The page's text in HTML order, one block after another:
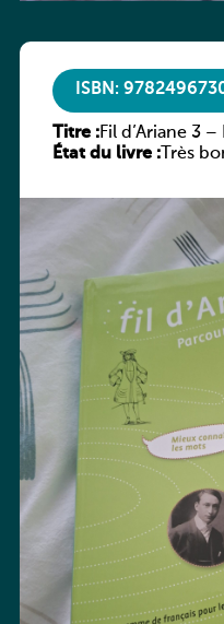
ISBN:
Titre :Fil d’Ariane 3
État du livre :Très